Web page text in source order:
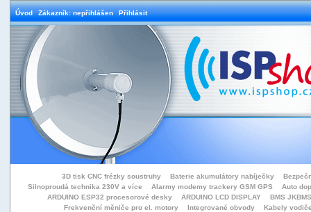
Úvod Zákazník: nepřihlášen Přihlásit
3D tisk CNC frézky soustruhy Baterie akumulátory nabíječky
Silnoproudá technika 230V a více
Alarmy modemy trackery GSM GPS
Auto
ARDUINO ESP32 procesorové desky
ARDUINO LCD DISPLAY
BMS
Frekvenční měniče pro el. motory
Integrované obvody
Kabely